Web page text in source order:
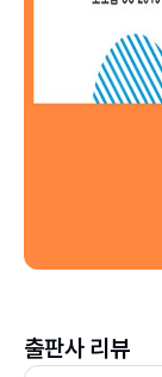
출판사 리뷰